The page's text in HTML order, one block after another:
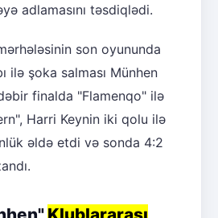
adlamasını təsdiqlədi.
son oyununda
ilə şoka salması Münhen
finalda "Flamenqo" ilə
Harri Keynin iki qolu ilə
əldə etdi və sonda 4:2